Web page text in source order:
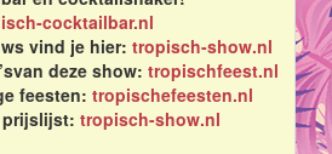
cocktailbar.nl
vind je hier: tropisch-show.nl
deze show: tropischfeest.nl
feesten: tropischefeesten.nl
prijslijst: tropisch-show.nl